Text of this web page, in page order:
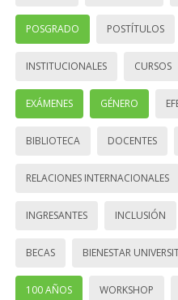
POSGRADO POSTÍTULOS
INSTITUCIONALES CURSOS
EXÁMENES GÉNERO
BIBLIOTECA DOCENTES
RELACIONES INTERNACIONALES
INGRESANTES INCLUSIÓN
BECAS BIENESTAR
100 AÑOS WORKSHOP